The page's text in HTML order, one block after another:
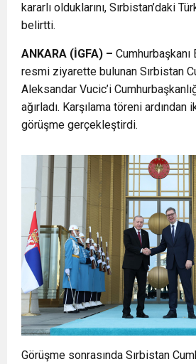
kararlı olduklarını, Sırbistan’daki
belirtti.
ANKARA (İGFA) – Cumhurbaşkanı
resmi ziyarette bulunan Sırbistan
Aleksandar Vucic’i
ağırladı. Karşılama töreni
görüşme gerçekleştirdi.
Görüşme sonrasında Sırbistan